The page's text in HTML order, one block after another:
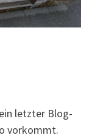
letzter Blog-
vorkommt.